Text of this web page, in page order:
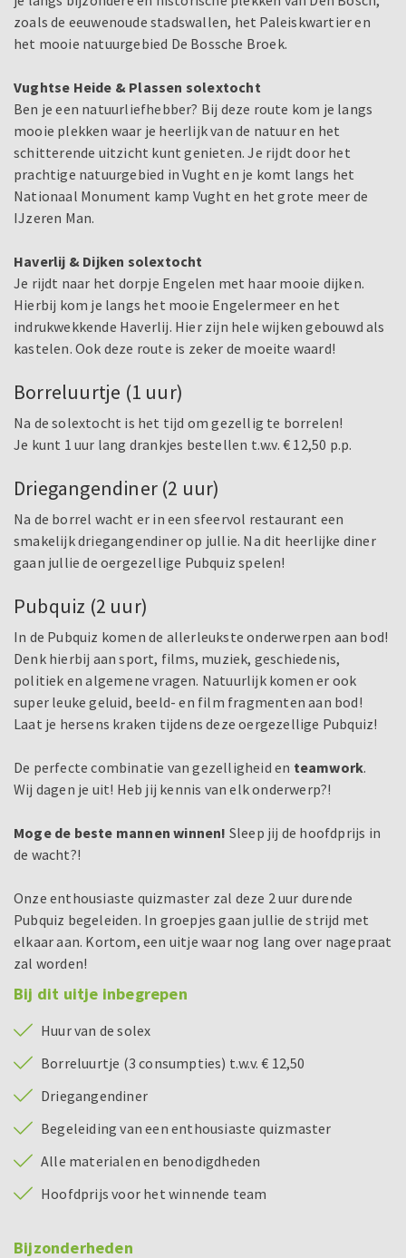
zoals de eeuwenoude stadswallen, het Paleiskwartier en
het mooie natuurgebied De Bossche Broek.
Vughtse Heide & Plassen solextocht
Ben je een natuurliefhebber? Bij deze route kom je langs
mooie plekken waar je heerlijk van de natuur en het
schitterende uitzicht kunt genieten. Je rijdt door het
prachtige natuurgebied in Vught en je komt langs het
Nationaal Monument kamp Vught en het grote meer de
IJzeren Man.
Haverlij & Dijken solextocht
Je rijdt naar het dorpje Engelen met haar mooie dijken.
Hierbij kom je langs het mooie Engelermeer en het
indrukwekkende Haverlij. Hier zijn hele wijken gebouwd als
kastelen. Ook deze route is zeker de moeite waard!
Borreluurtje (1 uur)
Na de solextocht is het tijd om gezellig te borrelen!
Je kunt 1 uur lang drankjes bestellen t.w.v. € 12,50 p.p.
Driegangendiner (2 uur)
Na de borrel wacht er in een sfeervol restaurant een
smakelijk driegangendiner op jullie. Na dit heerlijke diner
gaan jullie de oergezellige Pubquiz spelen!
Pubquiz (2 uur)
In de Pubquiz komen de allerleukste onderwerpen aan bod!
Denk hierbij aan sport, films, muziek, geschiedenis,
politiek en algemene vragen. Natuurlijk komen er ook
super leuke geluid, beeld- en film fragmenten aan bod!
Laat je hersens kraken tijdens deze oergezellige Pubquiz!
De perfecte combinatie van gezelligheid en teamwork.
Wij dagen je uit! Heb jij kennis van elk onderwerp?!
Moge de beste mannen winnen! Sleep jij de hoofdprijs in
de wacht?!
Onze enthousiaste quizmaster zal deze 2 uur durende
Pubquiz begeleiden. In groepjes gaan jullie de strijd met
elkaar aan. Kortom, een uitje waar nog lang over nagepraat
zal worden!
Bij dit uitje inbegrepen
Huur van de solex
Borreluurtje (3 consumpties) t.w.v. € 12,50
Driegangendiner
Begeleiding van een enthousiaste quizmaster
Alle materialen en benodigdheden
Hoofdprijs voor het winnende team
Bijzonderheden